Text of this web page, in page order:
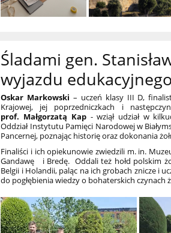
Śladami gen.
wyjazdu
Oskar Markowski– uczeń klasy III D,
Krajowej, jej poprzedniczkach i
prof. Małgorzatą Kap - wziął udział w
Oddział Instytutu Pamięci Narodowej w
Pancernej, poznając historię oraz dokonania
Finaliści i ich opiekunowie zwiedzili m. in.
Gandawę i Bredę. Oddali też hołd polskim
Belgii i Holandii, paląc na ich grobach znicze i
do pogłębienia wiedzy o bohaterskich czynach